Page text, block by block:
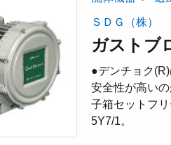
ＳＤＧ（株）
ガストブ
●デンチョク
安全性が高い
子箱セットフ
5Y7/1。